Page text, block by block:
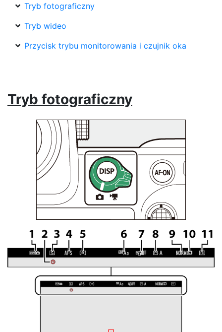
Tryb fotograficzny
Tryb wideo
Przycisk trybu monitorowania i czujnik oka
Tryb fotograficzny